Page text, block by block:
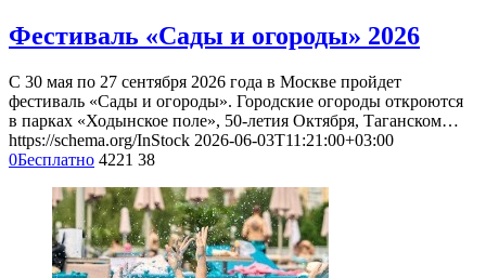
Фестиваль «Сады и огороды» 2026
С 30 мая по 27 сентября 2026 года в Москве пройдет
фестиваль «Сады и огороды». Городские огороды откроются
в парках «Ходынское поле», 50-летия Октября, Таганском…
https://schema.org/InStock 2026-06-03T11:21:00+03:00
0Бесплатно 4221 38